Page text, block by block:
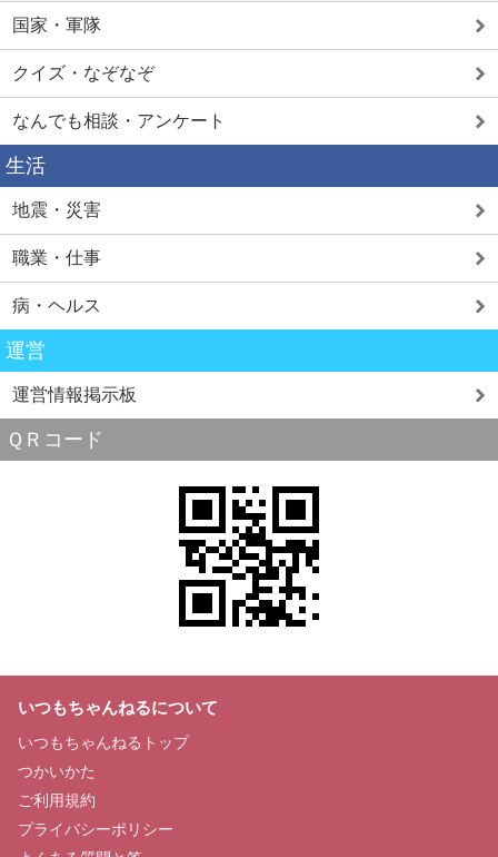
国家・軍隊
クイズ・なぞなぞ
なんでも相談・アンケート
生活
地震・災害
職業・仕事
病・ヘルス
運営
運営情報掲示板
ＱＲコード
いつもちゃんねるについて
いつもちゃんねるトップ
つかいかた
ご利用規約
プライバシーポリシー